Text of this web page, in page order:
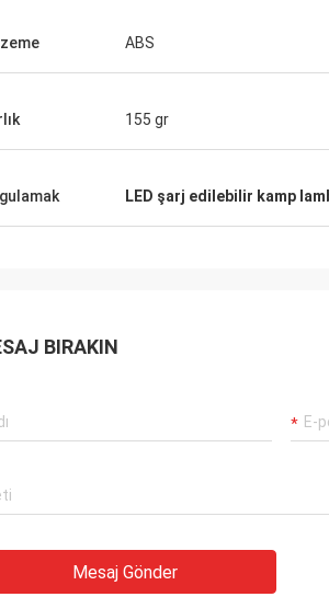
bilginiz ve çok
işbirliği yapma isteğiniz
ve birlikte çalıştığımız uzun,
her zaman değer vereceğim.
ABS
155 gr
LED şarj edilebilir kamp
BIRAKIN
Mesaj Gönder